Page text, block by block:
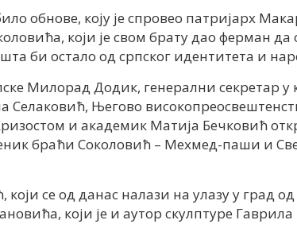
обнове, коју је спровео патријарх
који је свом брату дао ферман да
би остало од српског идентитета и
Милорад Додик, генерални секретар у
Селаковић, Његово
и академик Матија Бечковић
браћи Соколовић – Мехмед-паши и
се од данас налази на улазу у град
који је и аутор скулптуре